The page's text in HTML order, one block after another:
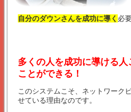
自分のダウンさんを成功に導く 必
多くの人を成功に導ける
ことができる！
このシステムこそ、ネットワーク
せている理由なのです。